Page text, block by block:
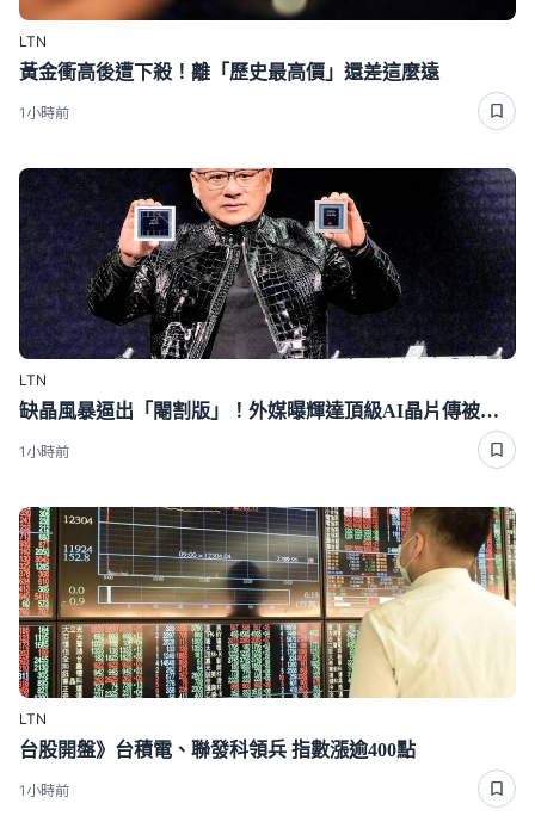
LTN
黃金衝高後遭下殺！離「歷史最高價」還差這麼遠
1小時前
LTN
缺晶風暴逼出「閹割版」！外媒曝輝達頂級AI晶片傳被迫降規
1小時前
LTN
台股開盤》台積電、聯發科領兵 指數漲逾400點
1小時前